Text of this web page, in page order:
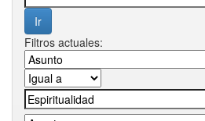
Filtros actuales: